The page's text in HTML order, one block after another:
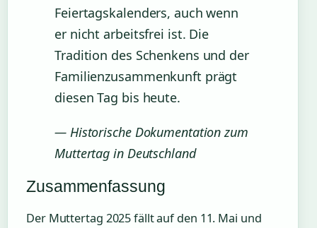
Feiertagskalenders, auch wenn
er nicht arbeitsfrei ist. Die
Tradition des Schenkens und der
Familienzusammenkunft prägt
diesen Tag bis heute.
— Historische Dokumentation zum
Muttertag in Deutschland
Zusammenfassung
Der Muttertag 2025 fällt auf den 11. Mai und